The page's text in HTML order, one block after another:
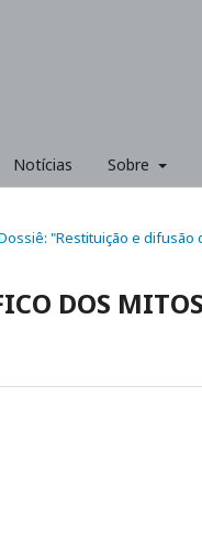
Notícias Sobre
Dossiê: "Restituição e
DOS